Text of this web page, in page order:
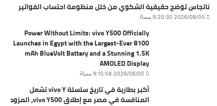
ناتجاس توضح حقيقية الشكوي من خلل منظومة احتساب الفواتير
2026/08/05 9:20:30 مساءً
Power Without Limits: vivo Y500 Officially
Launches in Egypt with the Largest-Ever 8100
mAh BlueVolt Battery and a Stunning 1.5K
AMOLED Display
2026/08/05 9:15:58 مساءً
أكبر بطارية في تاريخ سلسلة vivo Y تشعل
المنافسة في مصر مع إطلاق vivo Y500، المزود